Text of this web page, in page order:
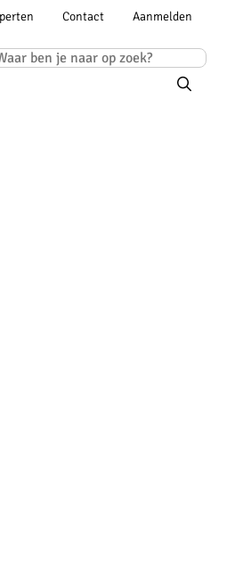
Contact
Account
Aanmelden